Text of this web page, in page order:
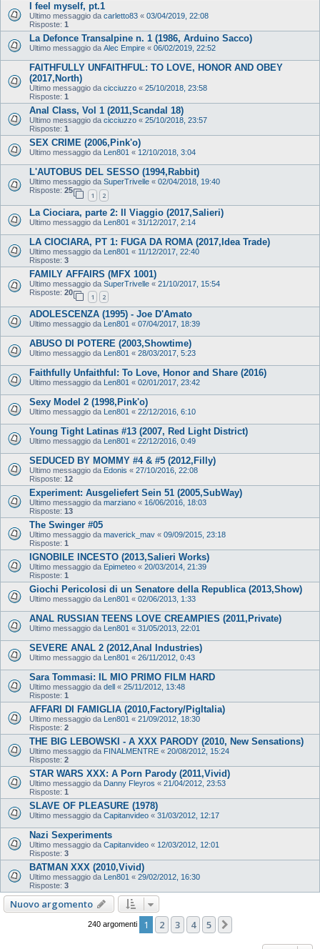
I feel myself, pt.1
Ultimo messaggio da carletto83 « 03/04/2019, 22:08
Risposte: 1
La Defonce Transalpine n. 1 (1986, Arduino Sacco)
Ultimo messaggio da Alec Empire « 06/02/2019, 22:52
FAITHFULLY UNFAITHFUL: TO LOVE, HONOR AND OBEY
(2017,North)
Ultimo messaggio da cicciuzzo « 25/10/2018, 23:58
Risposte: 1
Anal Class, Vol 1 (2011,Scandal 18)
Ultimo messaggio da cicciuzzo « 25/10/2018, 23:57
Risposte: 1
SEX CRIME (2006,Pink'o)
Ultimo messaggio da Len801 « 12/10/2018, 3:04
L'AUTOBUS DEL SESSO (1994,Rabbit)
Ultimo messaggio da SuperTrivelle « 02/04/2018, 19:40
Risposte: 25
1 2
La Ciociara, parte 2: Il Viaggio (2017,Salieri)
Ultimo messaggio da Len801 « 31/12/2017, 2:14
LA CIOCIARA, PT 1: FUGA DA ROMA (2017,Idea Trade)
Ultimo messaggio da Len801 « 11/12/2017, 22:40
Risposte: 3
FAMILY AFFAIRS (MFX 1001)
Ultimo messaggio da SuperTrivelle « 21/10/2017, 15:54
Risposte: 20
1 2
ADOLESCENZA (1995) - Joe D'Amato
Ultimo messaggio da Len801 « 07/04/2017, 18:39
ABUSO DI POTERE (2003,Showtime)
Ultimo messaggio da Len801 « 28/03/2017, 5:23
Faithfully Unfaithful: To Love, Honor and Share (2016)
Ultimo messaggio da Len801 « 02/01/2017, 23:42
Sexy Model 2 (1998,Pink'o)
Ultimo messaggio da Len801 « 22/12/2016, 6:10
Young Tight Latinas #13 (2007, Red Light District)
Ultimo messaggio da Len801 « 22/12/2016, 0:49
SEDUCED BY MOMMY #4 & #5 (2012,Filly)
Ultimo messaggio da Edonis « 27/10/2016, 22:08
Risposte: 12
Experiment: Ausgeliefert Sein 51 (2005,SubWay)
Ultimo messaggio da marziano « 16/06/2016, 18:03
Risposte: 13
The Swinger #05
Ultimo messaggio da maverick_mav « 09/09/2015, 23:18
Risposte: 1
IGNOBILE INCESTO (2013,Salieri Works)
Ultimo messaggio da Epimeteo « 20/03/2014, 21:39
Risposte: 1
Giochi Pericolosi di un Senatore della Republica (2013,Show)
Ultimo messaggio da Len801 « 02/06/2013, 1:33
ANAL RUSSIAN TEENS LOVE CREAMPIES (2011,Private)
Ultimo messaggio da Len801 « 31/05/2013, 22:01
SEVERE ANAL 2 (2012,Anal Industries)
Ultimo messaggio da Len801 « 26/11/2012, 0:43
Sara Tommasi: IL MIO PRIMO FILM HARD
Ultimo messaggio da dell « 25/11/2012, 13:48
Risposte: 1
AFFARI DI FAMIGLIA (2010,Factory/PigItalia)
Ultimo messaggio da Len801 « 21/09/2012, 18:30
Risposte: 2
THE BIG LEBOWSKI - A XXX PARODY (2010, New Sensations)
Ultimo messaggio da FINALMENTRE « 20/08/2012, 15:24
Risposte: 2
STAR WARS XXX: A Porn Parody (2011,Vivid)
Ultimo messaggio da Danny Fleyros « 21/04/2012, 23:53
Risposte: 1
SLAVE OF PLEASURE (1978)
Ultimo messaggio da Capitanvideo « 31/03/2012, 12:17
Nazi Sexperiments
Ultimo messaggio da Capitanvideo « 12/03/2012, 12:01
Risposte: 3
BATMAN XXX (2010,Vivid)
Ultimo messaggio da Len801 « 29/02/2012, 16:30
Risposte: 3
Nuovo argomento
240 argomenti 1 2 3 4 5